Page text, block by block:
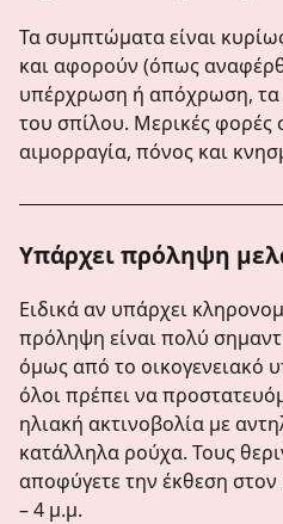
Τα συμπτώματα είναι
και αφορούν (όπως
υπέρχρωση ή απόχρωση, τα
του σπίλου. Μερικές φορές
αιμορραγία, πόνος και
Υπάρχει πρόληψη
Ειδικά αν υπάρχει
πρόληψη είναι πολύ
όμως από το οικογενειακό
όλοι πρέπει να
ηλιακή ακτινοβολία με
κατάλληλα ρούχα. Τους
αποφύγετε την έκθεση στον
– 4 μ.μ.